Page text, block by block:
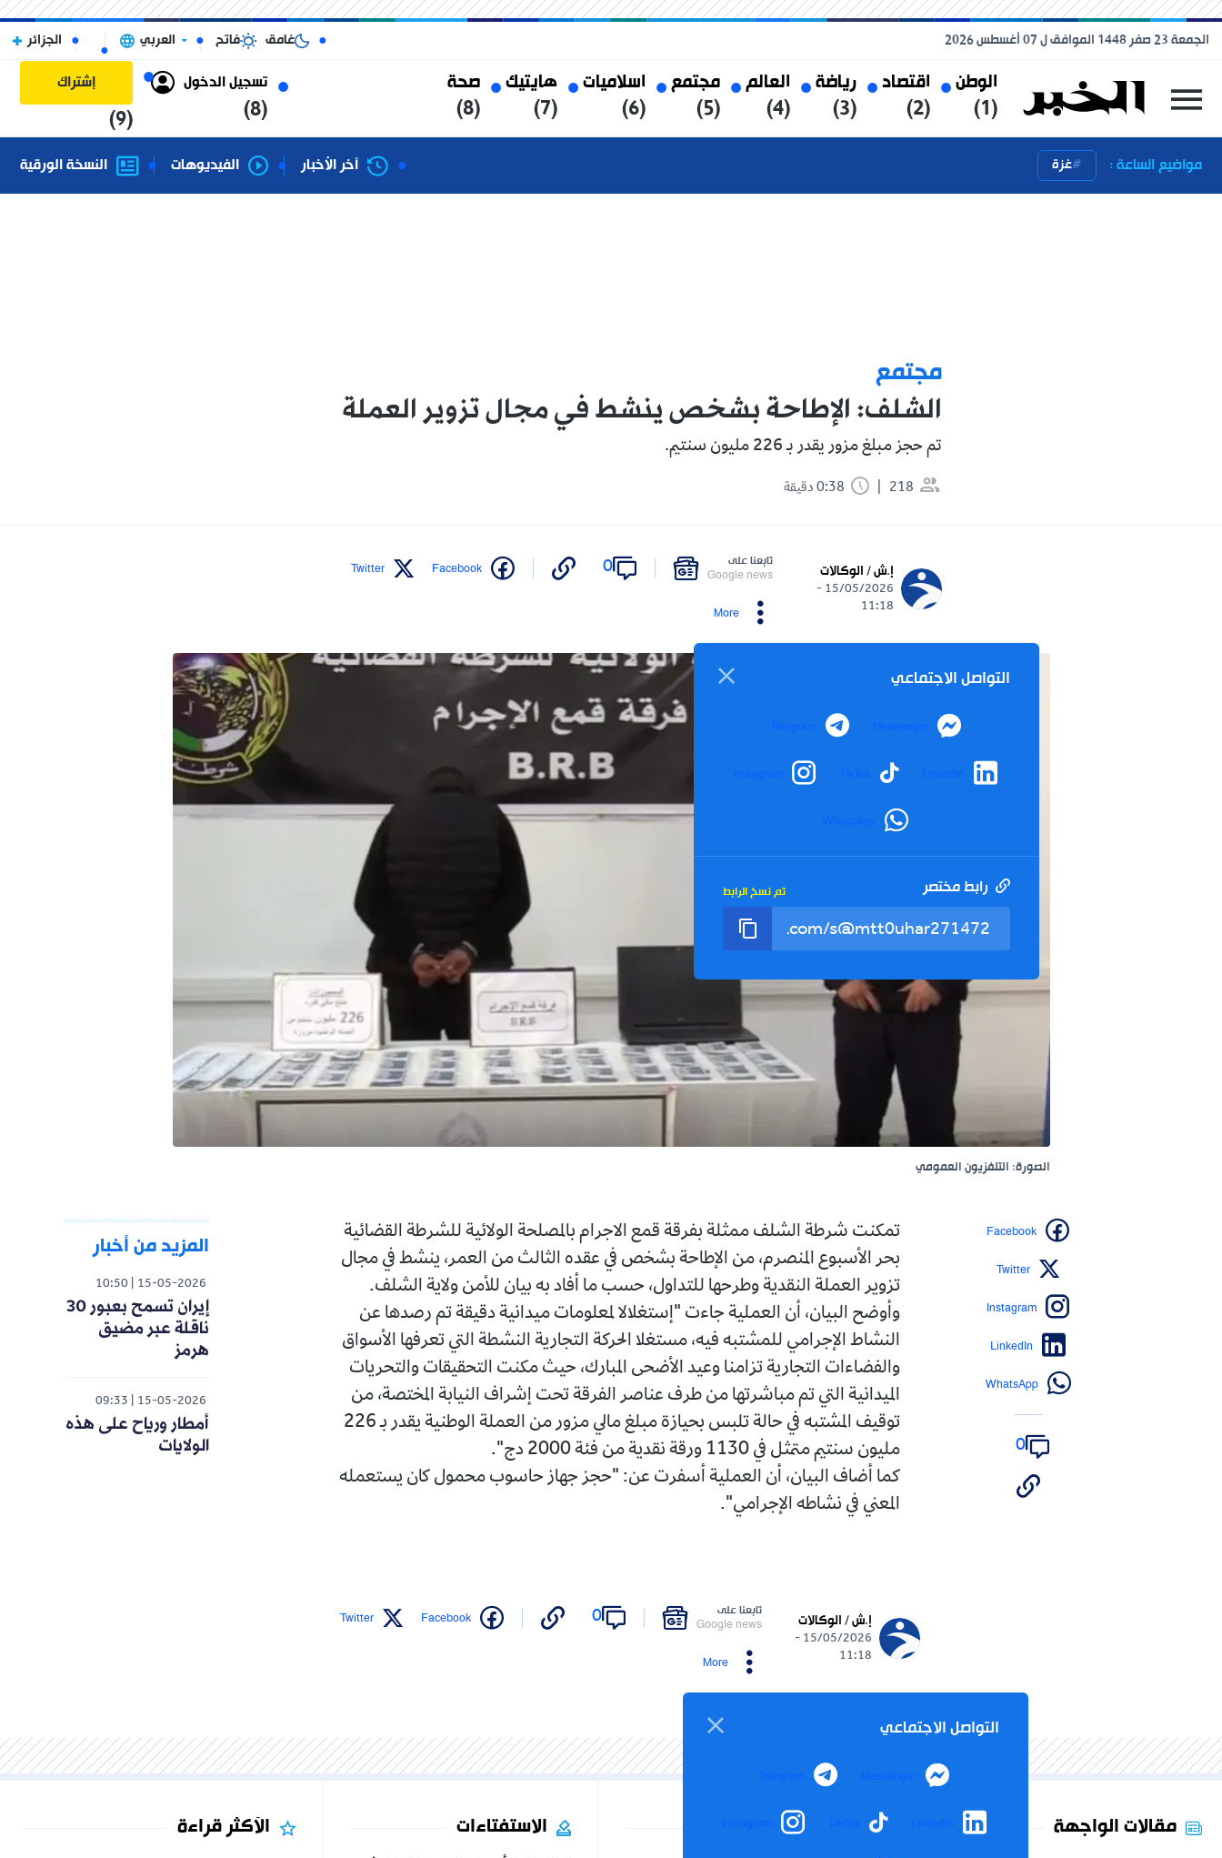
الوطن
(1)
اقتصاد
(2)
رياضة
(3)
العالم
(4)
مجتمع
(5)
اسلاميات
(6)
هايتيك
(7)
صحة
(8)
تسجيل الدخول
(8)
إشتراك
(9)
الجمعة 23 صفر 1448 الموافق ل 07 أغسطس 2026 غامق فاتح العربي الجزائر
مواضيع الساعة : غزة آخر الأخبار الفيديوهات النسخة الورقية
مجتمع
الشلف: الإطاحة بشخص ينشط في مجال تزوير العملة
تم حجز مبلغ مزور يقدر بـ 226 مليون سنتيم.
218
إ.ش / الوكالات
15/05/2026 -
11:18
تابعنا على
Google news
0
Facebook
Twitter
More
التواصل الاجتماعي
Messenger
Telegram
LinkedIn
TikTok
Instagram
WhatsApp
رابط مختصر تم نسخ الرابط
الصورة: التلفزيون العمومي
تمكنت شرطة الشلف ممثلة بفرقة قمع الاجرام بالمصلحة الولائية للشرطة القضائية
بحر الأسبوع المنصرم، من الإطاحة بشخص في عقده الثالث من العمر، ينشط في مجال
تزوير العملة النقدية وطرحها للتداول، حسب ما أفاد به بيان للأمن ولاية الشلف.
وأوضح البيان، أن العملية جاءت "إستغلالا لمعلومات ميدانية دقيقة تم رصدها عن
النشاط الإجرامي للمشتبه فيه، مستغلا الحركة التجارية النشطة التي تعرفها الأسواق
والفضاءات التجارية تزامنا وعيد الأضحى المبارك، حيث مكنت التحقيقات والتحريات
الميدانية التي تم مباشرتها من طرف عناصر الفرقة تحت إشراف النيابة المختصة، من
توقيف المشتبه في حالة تلبس بحيازة مبلغ مالي مزور من العملة الوطنية يقدر بـ 226
مليون سنتيم متمثل في 1130 ورقة نقدية من فئة 2000 دج".
كما أضاف البيان، أن العملية أسفرت عن: "حجز جهاز حاسوب محمول كان يستعمله
المعني في نشاطه الإجرامي".
Facebook
Twitter
Instagram
LinkedIn
WhatsApp
0
المزيد من أخبار
15-05-2026
10:50
إيران تسمح بعبور 30
ناقلة عبر مضيق
هرمز
15-05-2026
09:33
أمطار ورياح على هذه
الولايات
إ.ش / الوكالات
15/05/2026 -
11:18
تابعنا على
Google news
0
Facebook
Twitter
More
التواصل الاجتماعي
Messenger
Telegram
LinkedIn
TikTok
Instagram مقالات الواجهة الاستفتاءات الأكثر قراءة